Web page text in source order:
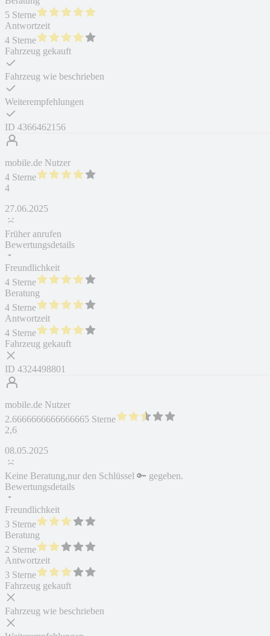
5 Sterne
Antwortzeit
4 Sterne
Fahrzeug gekauft
Fahrzeug wie beschrieben
Weiterempfehlungen
ID 4366462156
mobile.de Nutzer
4 Sterne
4
27.06.2025
Früher anrufen
Bewertungsdetails
Freundlichkeit
4 Sterne
Beratung
4 Sterne
Antwortzeit
4 Sterne
Fahrzeug gekauft
ID 4324498801
mobile.de Nutzer
2.6666666666666665 Sterne
2,6
08.05.2025
Keine Beratung,nur den Schlüssel 🔑 gegeben.
Bewertungsdetails
Freundlichkeit
3 Sterne
Beratung
2 Sterne
Antwortzeit
3 Sterne
Fahrzeug gekauft
Fahrzeug wie beschrieben